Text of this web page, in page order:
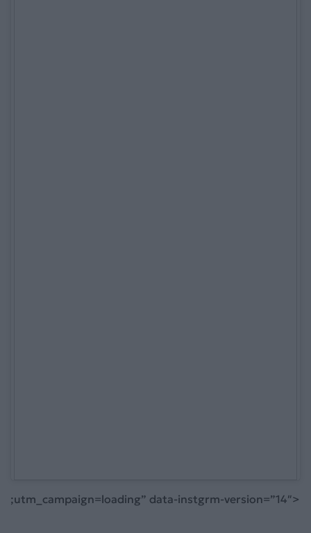
;utm_campaign=loading” data-instgrm-version=”14″>